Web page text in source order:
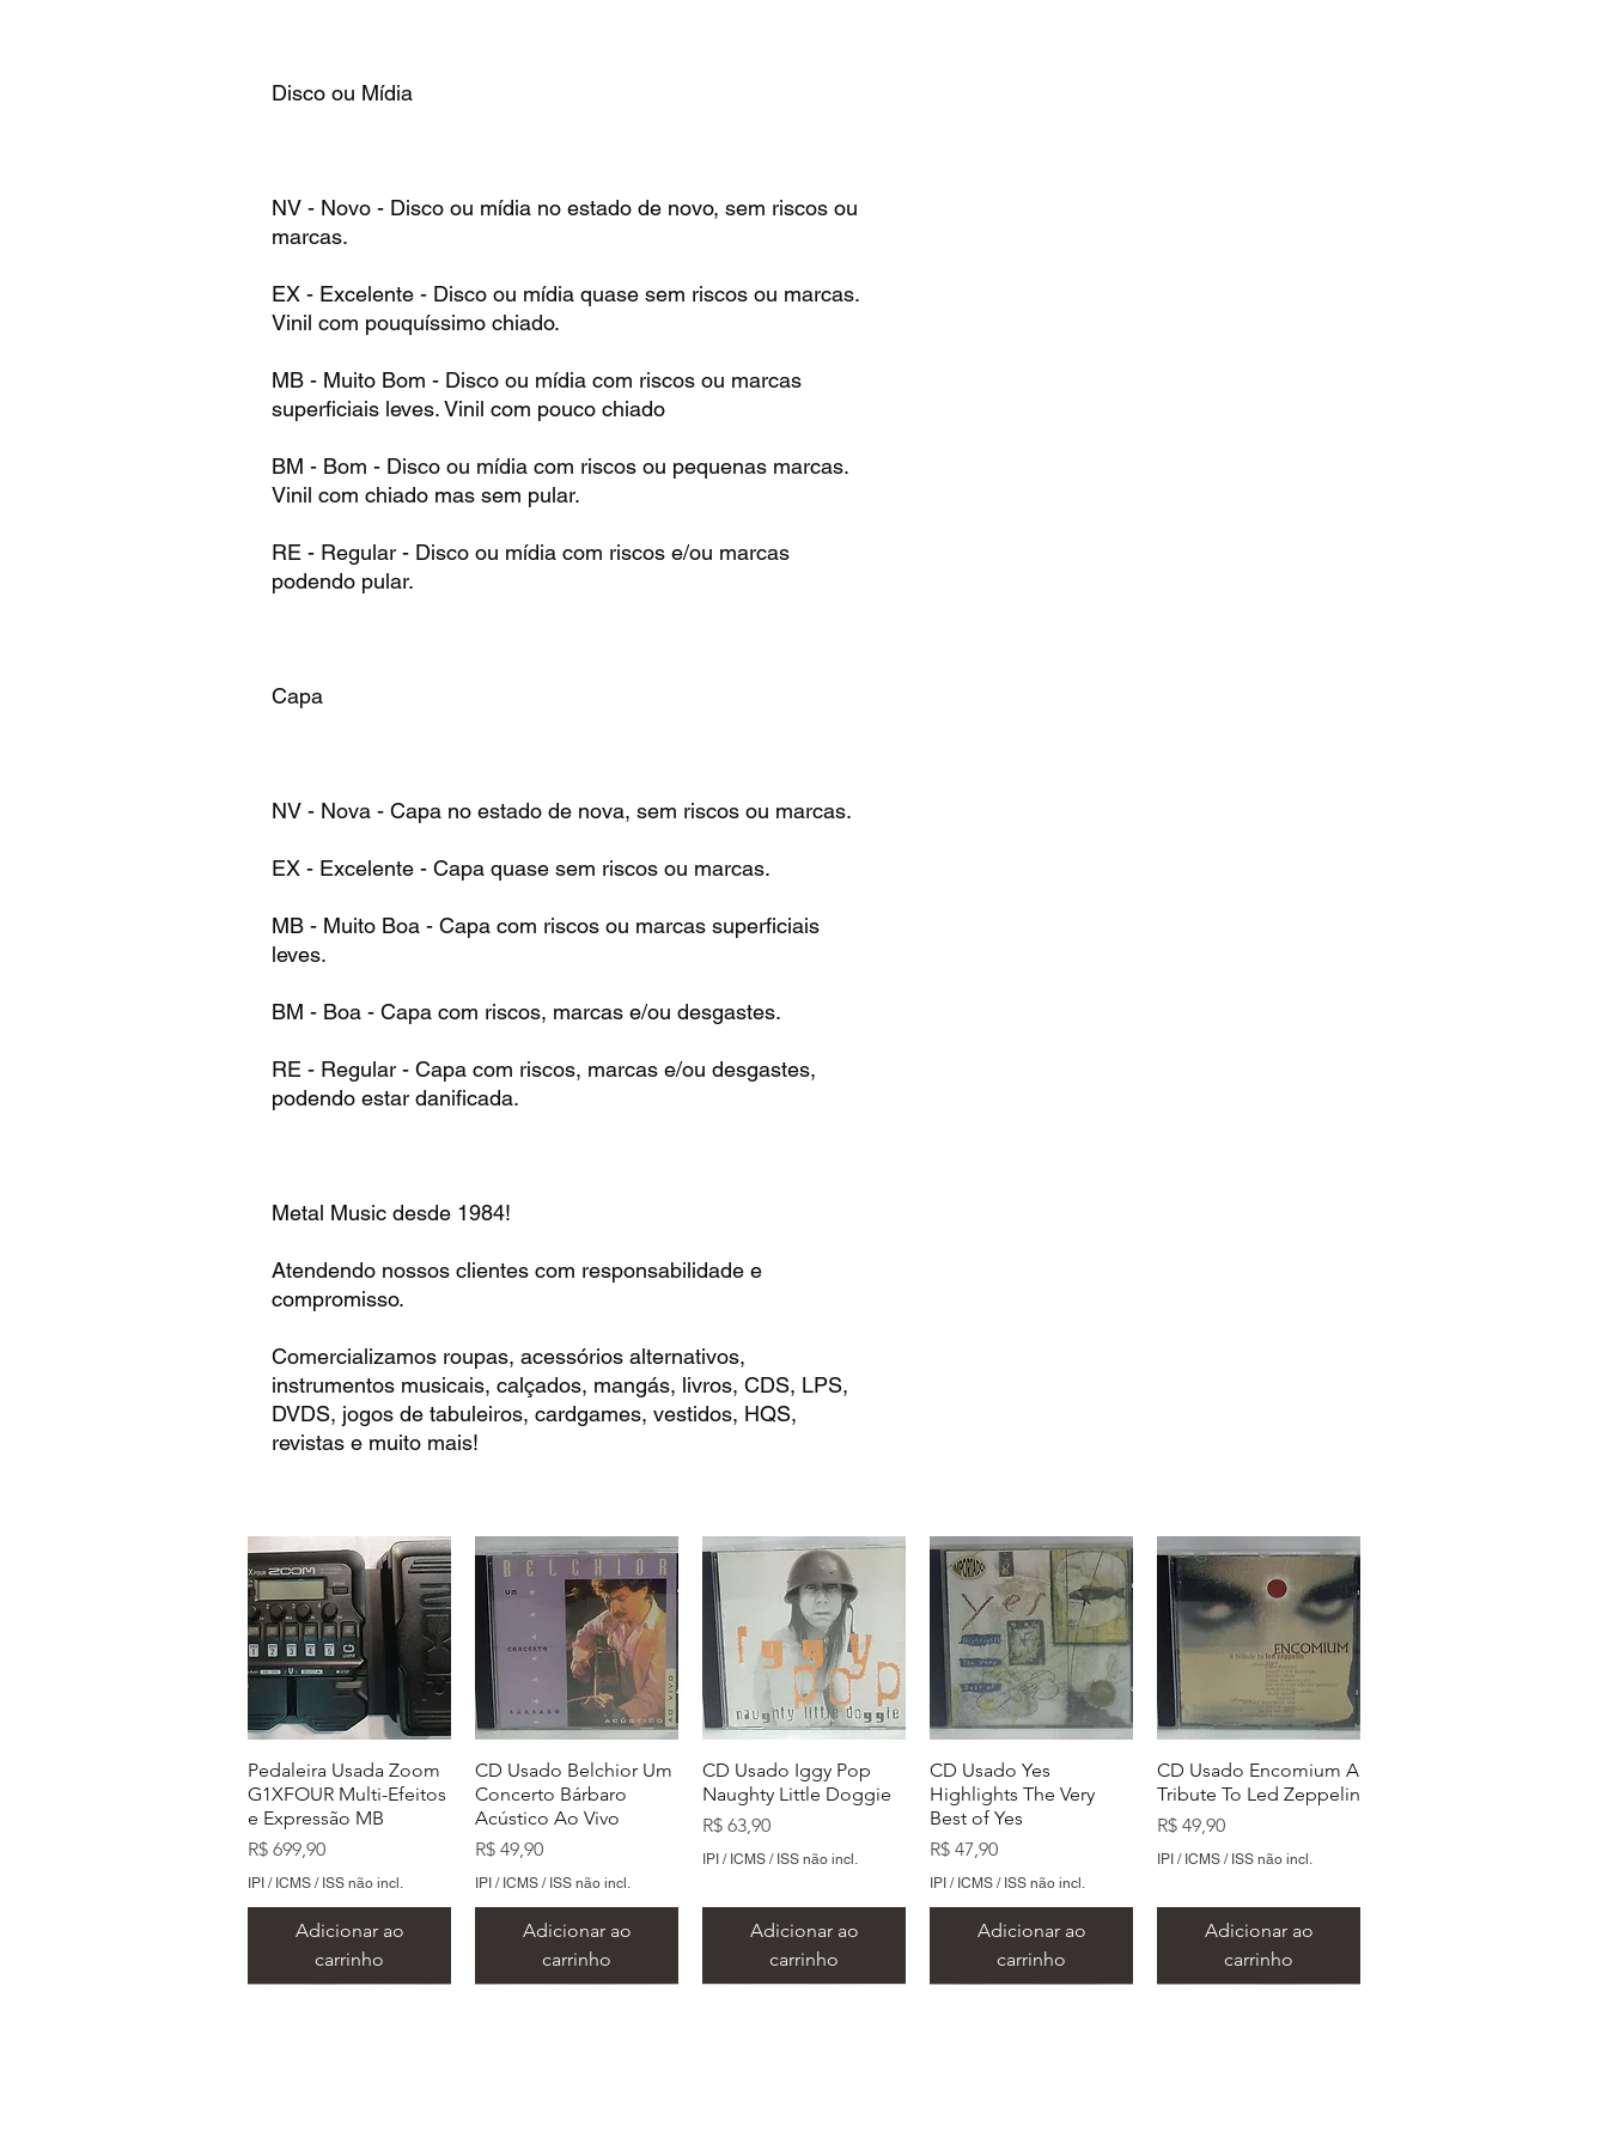
Disco ou Mídia
NV - Novo - Disco ou mídia no estado de novo, sem riscos ou
marcas.
EX - Excelente - Disco ou mídia quase sem riscos ou marcas.
Vinil com pouquíssimo chiado.
MB - Muito Bom - Disco ou mídia com riscos ou marcas
superficiais leves. Vinil com pouco chiado
BM - Bom - Disco ou mídia com riscos ou pequenas marcas.
Vinil com chiado mas sem pular.
RE - Regular - Disco ou mídia com riscos e/ou marcas
podendo pular.
Capa
NV - Nova - Capa no estado de nova, sem riscos ou marcas.
EX - Excelente - Capa quase sem riscos ou marcas.
MB - Muito Boa - Capa com riscos ou marcas superficiais
leves.
BM - Boa - Capa com riscos, marcas e/ou desgastes.
RE - Regular - Capa com riscos, marcas e/ou desgastes,
podendo estar danificada.
Metal Music desde 1984!
Atendendo nossos clientes com responsabilidade e
compromisso.
Comercializamos roupas, acessórios alternativos,
instrumentos musicais, calçados, mangás, livros, CDS, LPS,
DVDS, jogos de tabuleiros, cardgames, vestidos, HQS,
revistas e muito mais!
Pedaleira Usada Zoom
G1XFOUR Multi-Efeitos
e Expressão MB
Preço
R$ 699,90
IPI / ICMS / ISS não incl.
Adicionar ao
carrinho
CD Usado Belchior Um
Concerto Bárbaro
Acústico Ao Vivo
Preço
R$ 49,90
IPI / ICMS / ISS não incl.
Adicionar ao
carrinho
CD Usado Iggy Pop
Naughty Little Doggie
Preço
R$ 63,90
IPI / ICMS / ISS não incl.
Adicionar ao
carrinho
CD Usado Yes
Highlights The Very
Best of Yes
Preço
R$ 47,90
IPI / ICMS / ISS não incl.
Adicionar ao
carrinho
CD Usado Encomium A
Tribute To Led Zeppelin
Preço
R$ 49,90
IPI / ICMS / ISS não incl.
Adicionar ao
carrinho